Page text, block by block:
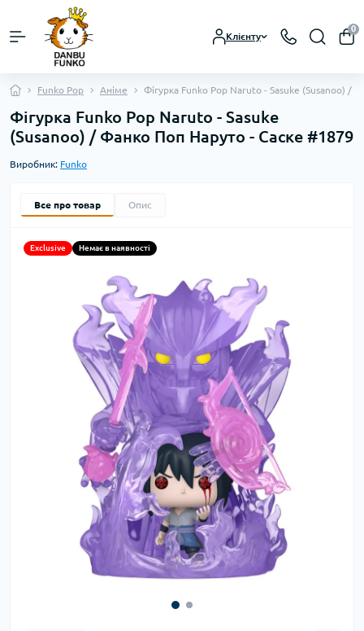
Клієнту
0
Funko Pop Аніме Фігурка Funko Pop Naruto - Sasuke (Susanoo) /
Фігурка Funko Pop Naruto - Sasuke
(Susanoo) / Фанко Поп Наруто - Саске #1879
Виробник: Funko
Все про товар Опис
Exclusive Немає в наявності